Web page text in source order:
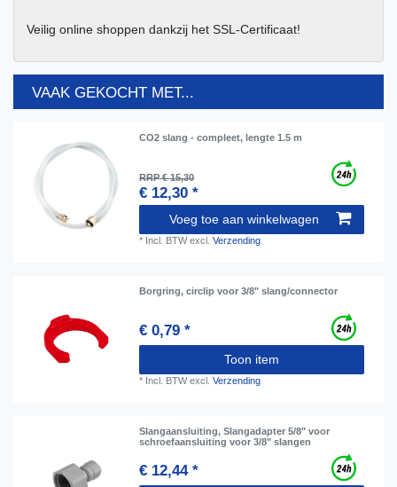
Veilig online shoppen dankzij het SSL-Certificaat!
VAAK GEKOCHT MET...
CO2 slang - compleet, lengte 1.5 m
RRP € 15,30
€ 12,30 *
Voeg toe aan winkelwagen
* Incl. BTWexcl.Verzending
Borgring, сirclip voor 3/8" slang/connector
€ 0,79 *
Toon item
* Incl. BTWexcl.Verzending
Slangaansluiting, Slangadapter 5/8" voor
schroefaansluiting voor 3/8" slangen
€ 12,44 *